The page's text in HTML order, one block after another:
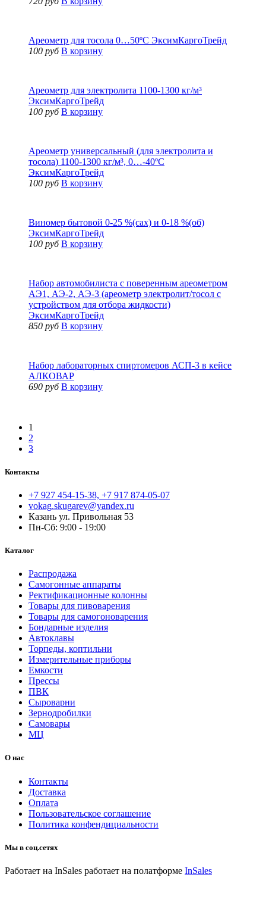
Ареометр для тосола 0…50ºС ЭксимКаргоТрейд
100 руб В корзину
Ареометр для электролита 1100-1300 кг/м³
ЭксимКаргоТрейд
100 руб В корзину
Ареометр универсальный (для электролита и
тосола) 1100-1300 кг/м³, 0…-40ºС
ЭксимКаргоТрейд
100 руб В корзину
Виномер бытовой 0-25 %(сах) и 0-18 %(об)
ЭксимКаргоТрейд
100 руб В корзину
Набор автомобилиста с поверенным ареометром
АЭ1, АЭ-2, АЭ-3 (ареометр электролит/тосол с
устройством для отбора жидкости)
ЭксимКаргоТрейд
850 руб В корзину
Набор лабораторных спиртомеров АСП-3 в кейсе
АЛКОВАР
690 руб В корзину
1
2
3
Контакты
+7 927 454-15-38, +7 917 874-05-07
vokag.skugarev@yandex.ru
Казань ул. Привольная 53
Пн-Сб: 9:00 - 19:00
Каталог
Распродажа
Самогонные аппараты
Ректификационные колонны
Товары для пивоварения
Товары для самогоноварения
Бондарные изделия
Автоклавы
Торпеды, коптильни
Измерительные приборы
Емкости
Прессы
ПВК
Сыроварни
Зернодробилки
Самовары
МЦ
О нас
Контакты
Доставка
Оплата
Пользовательское соглашение
Политика конфендициальности
Мы в соц.сетях
Работает на InSales работает на полатформе InSales